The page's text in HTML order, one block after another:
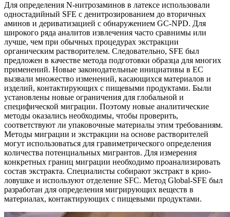
Для определения N-нитрозаминов в латексе использовали
одностадийный SFE с денитрозированием до вторичных
аминов и дериватизацией с обнаружением GC-NPD. Для
широкого ряда аналитов извлечения часто сравнимы или
лучше, чем при обычных процедурах экстракции
органическим растворителем. Следовательно, SFE был
предложен в качестве метода подготовки образца для многих
применений. Новые законодательные инициативы в ЕС
вызвали множество изменений, касающихся материалов и
изделий, контактирующих с пищевыми продуктами. Были
установлены новые ограничения для глобальной и
специфической миграции. Поэтому новые аналитические
методы оказались необходимы, чтобы проверить,
соответствуют ли упаковочные материалы этим требованиям.
Методы миграции и экстракции на основе растворителей
могут использоваться для гравиметрического определения
количества потенциальных мигрантов. Для измерения
конкретных границ миграции необходимо проанализировать
состав экстракта. Специалисты собирают экстракт в крио-
ловушке и используют отделение SFC. Метод Global-SFE был
разработан для определения мигрирующих веществ в
материалах, контактирующих с пищевыми продуктами.